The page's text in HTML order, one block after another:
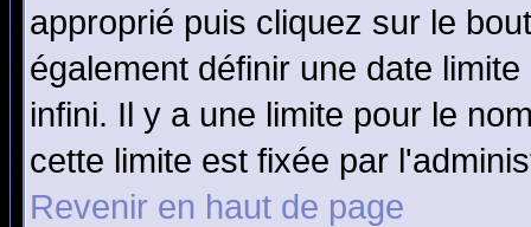
approprié puis cliquez sur le
également définir une date
infini. Il y a une limite pour le
cette limite est fixée par
Revenir en haut de page